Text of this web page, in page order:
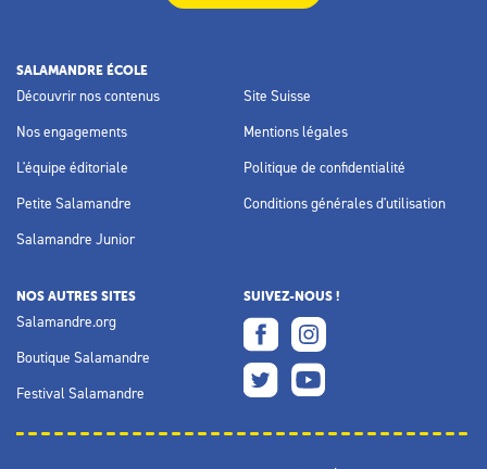
SALAMANDRE ÉCOLE
Découvrir nos contenus
Nos engagements
L'équipe éditoriale
Petite Salamandre
Salamandre Junior
Site Suisse
Mentions légales
Politique de confidentialité
Conditions générales d'utilisation
NOS AUTRES SITES
Salamandre.org
Boutique Salamandre
Festival Salamandre
SUIVEZ-NOUS !